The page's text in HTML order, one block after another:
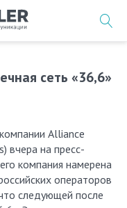
сеть «36,6»
Alliance
вчера на пресс-
компания намерена
операторов
следующей после